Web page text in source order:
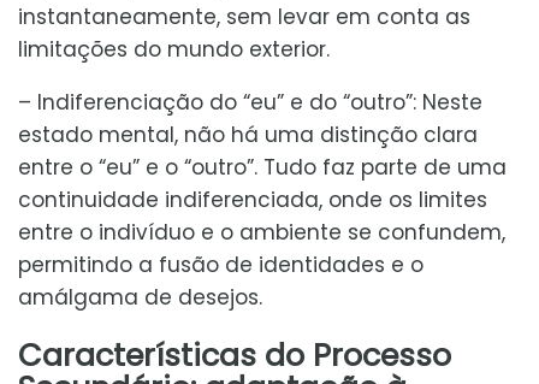
instantaneamente, sem levar em conta as
limitações do mundo exterior.
– Indiferenciação do “eu” e do “outro”: Neste
estado mental, não há uma distinção clara
entre o “eu” e o “outro”. Tudo faz parte de uma
continuidade indiferenciada, onde os limites
entre o indivíduo e o ambiente se confundem,
permitindo a fusão de identidades e o
amálgama de desejos.
Características do Processo